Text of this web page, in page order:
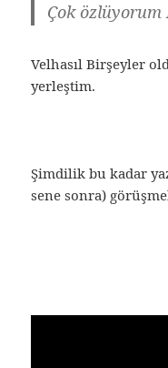
Çok özlüyorum
Velhasıl Birşeyler
yerleştim.
Şimdilik bu kadar
sene sonra)